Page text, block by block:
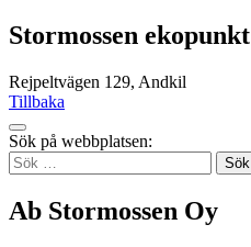
Stormossen ekopunkt
Rejpeltvägen 129, Andkil
Tillbaka
Tillbaka
up
Sök på webbplatsen:
Sök
efter:
Ab Stormossen Oy